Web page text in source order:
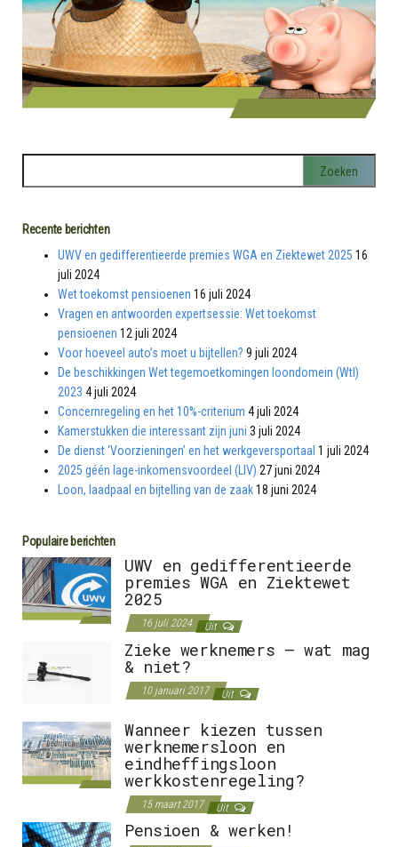
Recente berichten
UWV en gedifferentieerde premies WGA en Ziektewet 2025 16
juli 2024
Wet toekomst pensioenen 16 juli 2024
Vragen en antwoorden expertsessie: Wet toekomst
pensioenen 12 juli 2024
Voor hoeveel auto’s moet u bijtellen? 9 juli 2024
De beschikkingen Wet tegemoetkomingen loondomein (Wtl)
2023 4 juli 2024
Concernregeling en het 10%-criterium 4 juli 2024
Kamerstukken die interessant zijn juni 3 juli 2024
De dienst ‘Voorzieningen’ en het werkgeversportaal 1 juli 2024
2025 géén lage-inkomensvoordeel (LIV) 27 juni 2024
Loon, laadpaal en bijtelling van de zaak18 juni 2024
Populaire berichten
UWV en gedifferentieerde
premies WGA en Ziektewet
2025
16 juli 2024 Uit
Zieke werknemers – wat mag
& niet?
10 januari 2017 Uit
Wanneer kiezen tussen
werknemersloon en
eindheffingsloon
werkkostenregeling?
15 maart 2017 Uit
Pensioen & werken!